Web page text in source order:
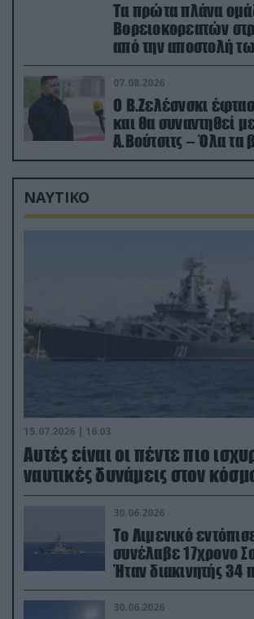
Τα πρώτα πλάνα
Βορειοκορεατών
από την αποστολή
που έφτασαν στη
07.08.2026
Ο Β.Ζελέσνσκι
και θα συναντηθεί
Α.Βούτσιτς – Όλα τα βλέμματα
στις σχέσεις με τη
ΝΑΥΤΙΚΟ
15.07.2026 | 16:03
Aυτές είναι οι πέντε πιο
ναυτικές δυνάμεις στον
30.06.2026
Το Λιμενικό
συνέλαβε 17χρονο
Ήταν διακινητής
μεταναστών
30.06.2026